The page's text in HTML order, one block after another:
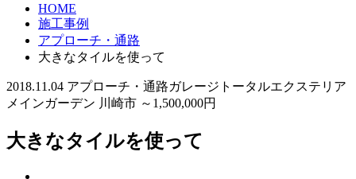
HOME
施工事例
アプローチ・通路
大きなタイルを使って
2018.11.04 アプローチ・通路ガレージ トータルエクステリア
メインガーデン 川崎市 ～1,500,000円
大きなタイルを使って